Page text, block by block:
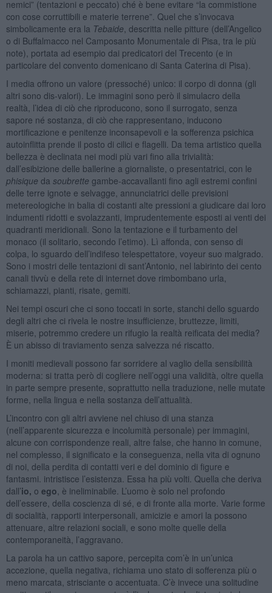
nemici” (tentazioni e peccato) ché è bene evitare “la commistione
con cose corruttibili e materie terrene”. Quel che s’invocava
simbolicamente era la Tebaide , descritta nelle pitture (dell’Angelico
o di Buffalmacco nel Camposanto Monumentale di Pisa, tra le più
note), portata ad esempio dai predicatori del Trecento (e in
particolare del convento domenicano di Santa Caterina di Pisa).
I media offrono un valore (pressoché) unico: il corpo di donna (gli
altri sono dis-valori). Le immagini sono però il simulacro della
realtà, l’idea di ciò che riproducono, sono il surrogato, senza
sapore né sostanza, di ciò che rappresentano, inducono
mortificazione e penitenze inconsapevoli e la sofferenza psichica
autoinflitta prende il posto di cilici e flagelli. Da tema artistico quella
bellezza è declinata nei modi più vari fino alla trivialità:
dall’esibizione delle ballerine a giornaliste, o presentatrici, con le
phisique da soubrette gambe-accavallanti fino agli estremi confini
delle terre ignote e selvagge, annunciatrici delle previsioni
metereologiche in balia di costanti alte pressioni a giudicare dai loro
indumenti ridotti e svolazzanti, imprudentemente esposti ai venti dei
quadranti meridionali. Sono la tentazione e il turbamento del
monaco (il solitario, secondo l’etimo). Lì affonda, con senso di
colpa, lo sguardo dell’indifeso telespettatore, voyeur suo malgrado.
Sono i mostri delle tentazioni di sant’Antonio, nel labirinto dei cento
canali tivvù e della rete di internet dove rimbombano urla,
schiamazzi, pianti, risate, gemiti.
Nei tempi oscuri che ci sono toccati in sorte, stanchi dello sguardo
degli altri che ci rivela le nostre insufficienze, bruttezze, limiti,
miserie, potremmo credere un rifugio la realtà reificata dei media?
È un abisso di traviamento senza salvezza né riscatto.
I moniti medievali possono far sorridere al vaglio della sensibilità
moderna: si tratta però di cogliere nell’oggi una validità, oltre quella
in parte sempre presente, soprattutto nella traduzione, nelle mutate
forme, nella lingua e nella sostanza dell’attualità.
L’incontro con gli altri avviene nel chiuso di una stanza
(nell’apparente sicurezza e incolumità personale) per immagini,
alcune con corrispondenze reali, altre false, che hanno in comune,
nel complesso, il significato e la conseguenza, nella vita di ognuno
di noi, della perdita di contatti veri e del dominio di figure e
fantasmi. intristisce l’esistenza. Essa ha più volti. Quella che deriva
dall’io, o ego , è ineliminabile. L’uomo è solo nel profondo
dell’essere, della coscienza di sé, e di fronte alla morte. Varie forme
di socialità, rapporti interpersonali, amicizie e amori la possono
attenuare, altre relazioni sociali, e sono molte quelle della
contemporaneità, l’aggravano.
La parola ha un cattivo sapore, percepita com’è in un’unica
accezione, quella negativa, richiama uno stato di sofferenza più o
meno marcata, strisciante o accentuata. C’è invece una solitudine